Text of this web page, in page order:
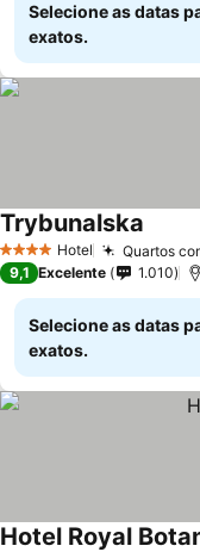
Selecione as datas
exatos.
4 EstrelasHotel Quartos
Trybunalska
9,1 Excelente 1.010
Selecione as datas
exatos.
Hotel Royal